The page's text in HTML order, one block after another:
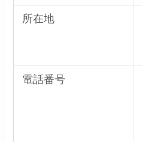
所在地
電話番号